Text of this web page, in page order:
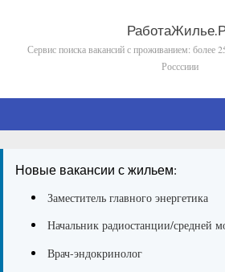
contentСервис поиска вакансий с проживанием: более
Росссиии
Новые вакансии с жильем:
Заместитель главного энергетика
Начальник радиостанции/средней
Врач-эндокринолог